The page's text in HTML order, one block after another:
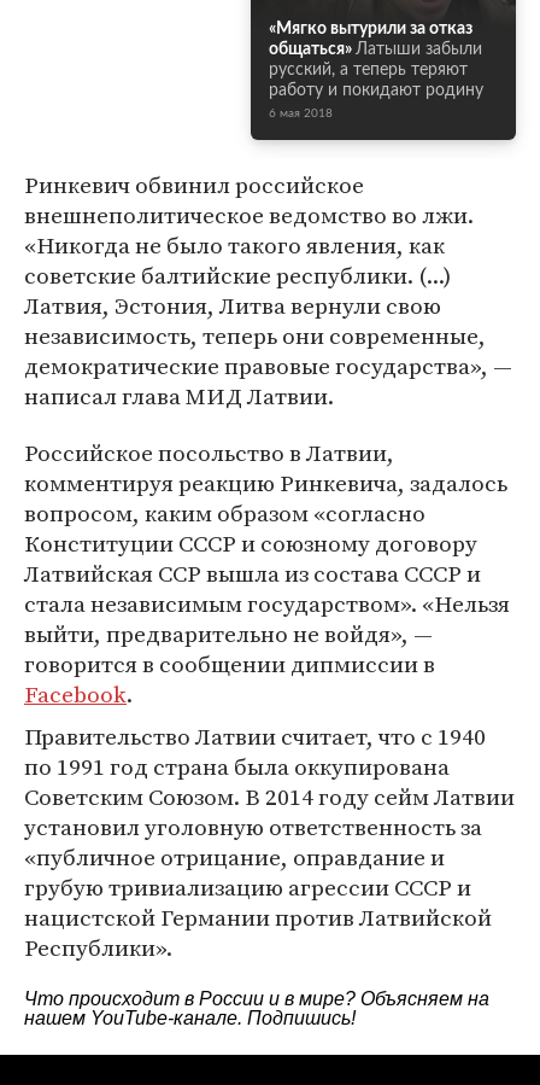
«Мягко вытурили за отказ
общаться» Латыши забыли
русский, а теперь теряют
работу и покидают родину
6 мая 2018
Ринкевич обвинил российское
внешнеполитическое ведомство во лжи.
«Никогда не было такого явления, как
советские балтийские республики. (...)
Латвия, Эстония, Литва вернули свою
независимость, теперь они современные,
демократические правовые государства», —
написал глава МИД Латвии.
Российское посольство в Латвии,
комментируя реакцию Ринкевича, задалось
вопросом, каким образом «согласно
Конституции СССР и союзному договору
Латвийская ССР вышла из состава СССР и
стала независимым государством». «Нельзя
выйти, предварительно не войдя», —
говорится в сообщении дипмиссии в
Facebook.
Правительство Латвии считает, что с 1940
по 1991 год страна была оккупирована
Советским Союзом. В 2014 году сейм Латвии
установил уголовную ответственность за
«публичное отрицание, оправдание и
грубую тривиализацию агрессии СССР и
нацистской Германии против Латвийской
Республики».
Что происходит в России и в мире? Объясняем на
нашем YouTube-канале. Подпишись!